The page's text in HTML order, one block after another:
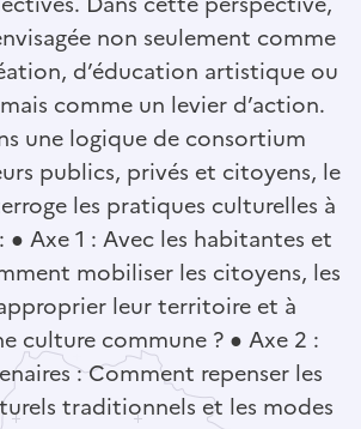
non seulement comme
d’éducation artistique ou
comme un levier d’action.
une logique de consortium
publics, privés et citoyens, le
les pratiques culturelles à
● Axe 1 : Avec les habitantes et
mobiliser les citoyens, les
leur territoire et à
culture commune ? ● Axe 2 :
: Comment repenser les
traditionnels et les modes